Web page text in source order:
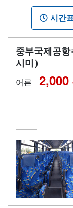
시간
중부국제공
시미）
어른 2,000